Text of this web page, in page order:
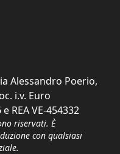
Alessandro Poerio,
i.v. Euro
REA VE-454332
riservati. È
con qualsiasi